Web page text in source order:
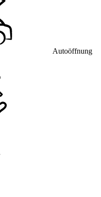
Autoöffnung